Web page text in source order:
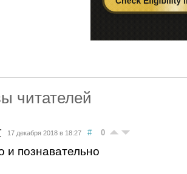
читателей
17 декабря 2018 в 18:27 # 0
и познавательно